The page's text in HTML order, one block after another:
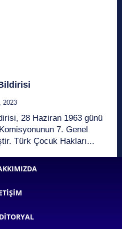
2023
28 Haziran 1963 günü
7. Genel
Türk Çocuk Hakları...